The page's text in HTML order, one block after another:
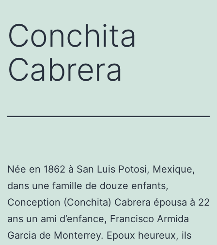
Conchita
Cabrera
Née en 1862 à San Luis Potosi, Mexique,
dans une famille de douze enfants,
Conception (Conchita) Cabrera épousa à 22
ans un ami d’enfance, Francisco Armida
Garcia de Monterrey. Epoux heureux, ils